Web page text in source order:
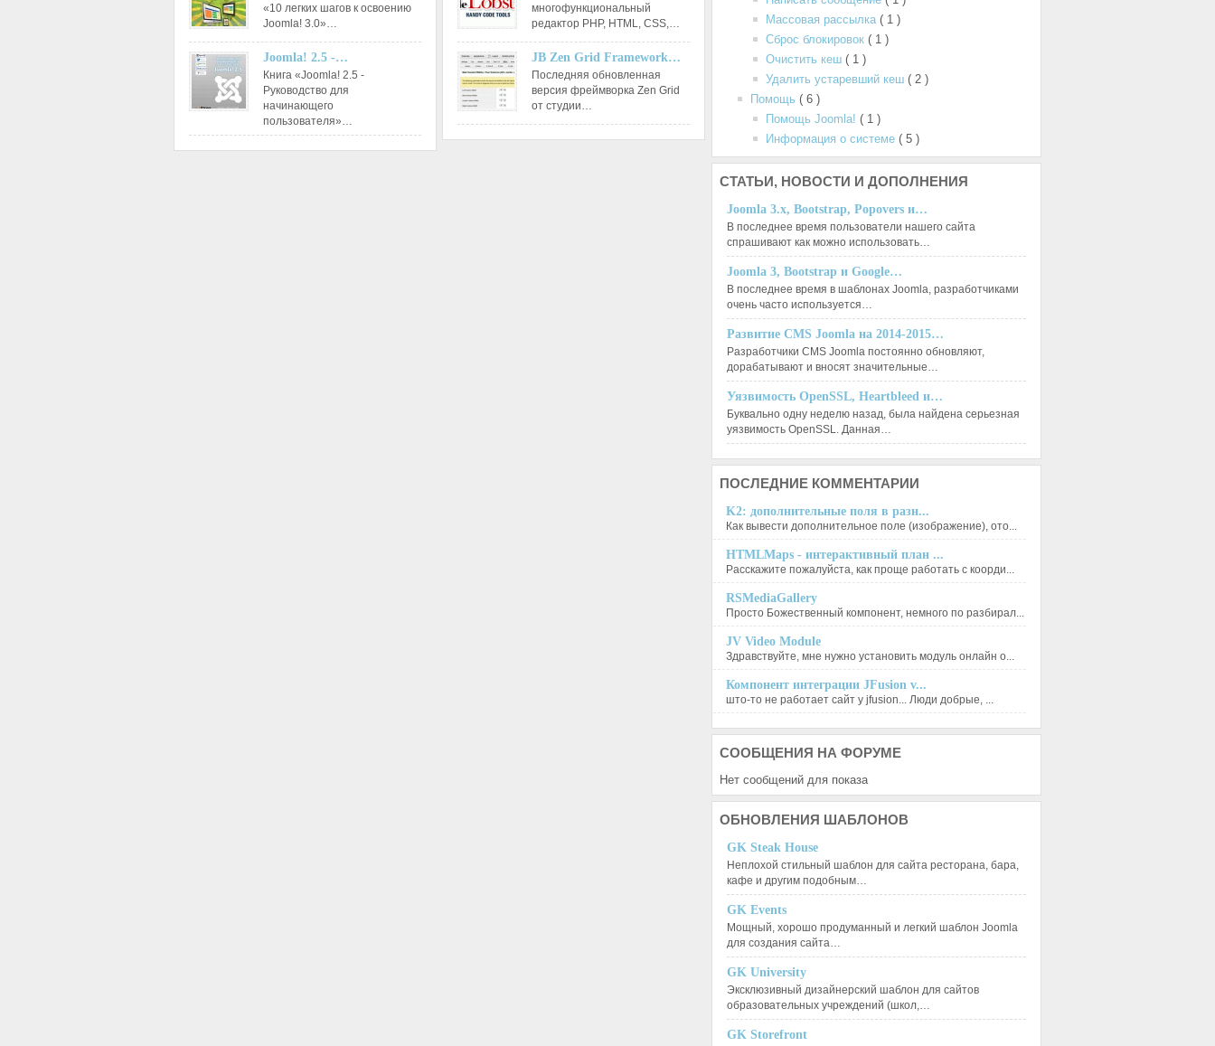
«10 легких шагов к освоению
Joomla! 3.0»…
Joomla! 2.5 -…
Книга «Joomla! 2.5 -
Руководство для
начинающего
пользователя»…
многофункциональный
редактор РНР, HTML, CSS,…
JB Zen Grid Framework…
Последняя обновленная
версия фреймворка Zen Grid
от студии…
Массовая рассылка ( 1 )
Сброс блокировок ( 1 )
Очистить кеш ( 1 )
Удалить устаревший кеш ( 2 )
Помощь ( 6 )
Помощь Joomla! ( 1 )
Информация о системе ( 5 )
СТАТЬИ, НОВОСТИ И ДОПОЛНЕНИЯ
Joomla 3.x, Bootstrap, Popovers и…
В последнее время пользователи нашего сайта
спрашивают как можно использовать…
Joomla 3, Bootstrap и Google…
В последнее время в шаблонах Joomla, разработчиками
очень часто используется…
Развитие CMS Joomla на 2014-2015…
Разработчики CMS Joomla постоянно обновляют,
дорабатывают и вносят значительные…
Уязвимость OpenSSL, Heartbleed и…
Буквально одну неделю назад, была найдена серьезная
уязвимость OpenSSL. Данная…
ПОСЛЕДНИЕ КОММЕНТАРИИ
K2: дополнительные поля в разн...
Как вывести дополнительное поле (изображение), ото...
HTMLMaps - интерактивный план ...
Расскажите пожалуйста, как проще работать с коорди...
RSMediaGallery
Просто Божественный компонент, немного по разбирал...
JV Video Module
Здравствуйте, мне нужно установить модуль онлайн о...
Компонент интеграции JFusion v...
што-то не работает сайт у jfusion... Люди добрые, ...
СООБЩЕНИЯ НА ФОРУМЕ
Нет сообщений для показа
ОБНОВЛЕНИЯ ШАБЛОНОВ
GK Steak House
Неплохой стильный шаблон для сайта ресторана, бара,
кафе и другим подобным…
GK Events
Мощный, хорошо продуманный и легкий шаблон Joomla
для создания сайта…
GK University
Эксклюзивный дизайнерский шаблон для сайтов
образовательных учреждений (школ,…
GK Storefront